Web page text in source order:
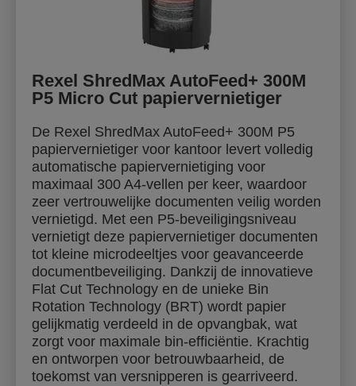
Rexel ShredMax AutoFeed+ 300M
P5 Micro Cut papiervernietiger
De Rexel ShredMax AutoFeed+ 300M P5
papiervernietiger voor kantoor levert volledig
automatische papiervernietiging voor
maximaal 300 A4-vellen per keer, waardoor
zeer vertrouwelijke documenten veilig worden
vernietigd. Met een P5-beveiligingsniveau
vernietigt deze papiervernietiger documenten
tot kleine microdeeltjes voor geavanceerde
documentbeveiliging. Dankzij de innovatieve
Flat Cut Technology en de unieke Bin
Rotation Technology (BRT) wordt papier
gelijkmatig verdeeld in de opvangbak, wat
zorgt voor maximale bin-efficiëntie. Krachtig
en ontworpen voor betrouwbaarheid, de
toekomst van versnipperen is gearriveerd.